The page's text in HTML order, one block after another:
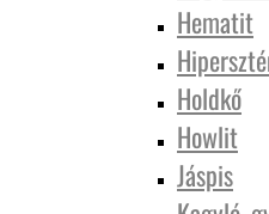
Hematit
Holdkő
Howlit
Jáspis